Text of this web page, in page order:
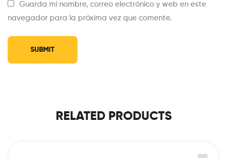
Guarda mi nombre, correo electrónico y web en este
navegador para la próxima vez que comente.
RELATED PRODUCTS